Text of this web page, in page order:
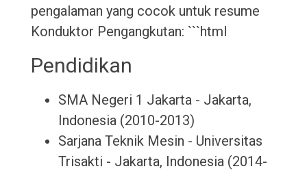
pengalaman yang cocok untuk resume
Konduktor Pengangkutan: ```html
Pendidikan
SMA Negeri 1 Jakarta - Jakarta,
Indonesia (2010-2013)
Sarjana Teknik Mesin - Universitas
Trisakti - Jakarta, Indonesia (2014-